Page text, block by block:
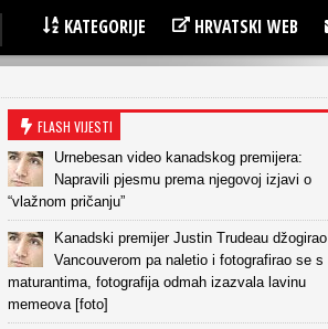
KATEGORIJE HRVATSKI WEB
FLASH VIJESTI
Urnebesan video kanadskog premijera:
Napravili pjesmu prema njegovoj izjavi o
“vlažnom pričanju”
Kanadski premijer Justin Trudeau džogirao
Vancouverom pa naletio i fotografirao se s
maturantima, fotografija odmah izazvala lavinu
memeova [foto]